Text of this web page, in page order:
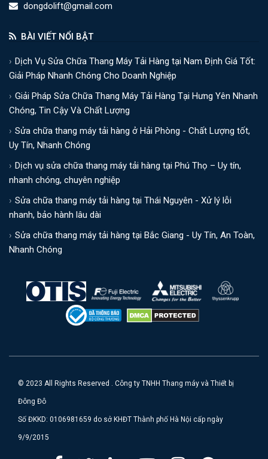
dongdolift@gmail.com
BÀI VIẾT NỔI BẬT
Dịch Vụ Sửa Chữa Thang Máy Tải Hàng tại Nam Định Giá Tốt:
Giải Pháp Nhanh Chóng Cho Doanh Nghiệp
Giải Pháp Sửa Chữa Thang Máy Tải Hàng Tại Hưng Yên Nhanh
Chóng, Tin Cậy Và Chất Lượng
Sửa chữa thang máy tải hàng ở Hải Phòng - Chất Lượng tốt,
Uy Tín, Nhanh Chóng
Dịch vụ sửa chữa thang máy tải hàng tại Phú Thọ – Uy tín,
nhanh chóng, chuyên nghiệp
Sửa chữa thang máy tải hàng tại Thái Nguyên - Xử lý lỗi
nhanh, bảo hành lâu dài
Sửa chữa thang máy tải hàng tại Bắc Giang - Uy Tín, An Toàn,
Nhanh Chóng
© 2023 All Rights Reserved . Công ty TNHH Thang máy và Thiết bị
Đông Đô
Số ĐKKD: 0106981659 do sở KHĐT Thành phố Hà Nội cấp ngày
9/9/2015